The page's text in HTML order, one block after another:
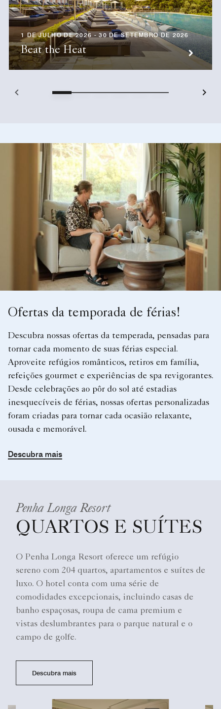
1 DE JULHO DE 2026 - 30 DE SETEMBRO DE 2026
Beat the Heat
Ofertas da temporada de férias!
Descubra nossas ofertas da temperada, pensadas para
tornar cada momento de suas férias especial.
Aproveite refúgios românticos, retiros em família,
refeições gourmet e experiências de spa revigorantes.
Desde celebrações ao pôr do sol até estadias
inesquecíveis de férias, nossas ofertas personalizadas
foram criadas para tornar cada ocasião relaxante,
ousada e memorável.
Descubra mais
Penha Longa Resort
QUARTOS E SUÍTES
O Penha Longa Resort oferece um refúgio
sereno com 204 quartos, apartamentos e suítes de
luxo. O hotel conta com uma série de
comodidades excepcionais, incluindo casas de
banho espaçosas, roupa de cama premium e
vistas deslumbrantes para o parque natural e o
campo de golfe.
Descubra mais